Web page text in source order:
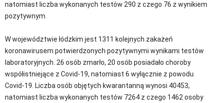
natomiast liczba wykonanych testów 290 z czego 76 z wynikiem
pozytywnym.
W województwie łódzkim jest 1311 kolejnych zakażeń
koronawirusem potwierdzonych pozytywnymi wynikami testów
laboratoryjnych. 26 osób zmarło, 20 osób posiadało choroby
współistniejące z Covid-19, natomiast 6 wyłącznie z powodu
Covid-19. Liczba osób objętych kwarantanną wynosi 40453,
natomiast liczba wykonanych testów 7264 z czego 1462 osoby